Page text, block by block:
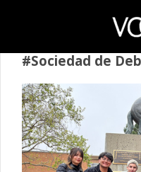
#Sociedad de